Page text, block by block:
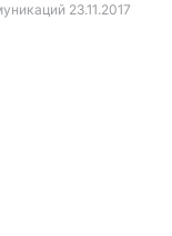
23.11.2017